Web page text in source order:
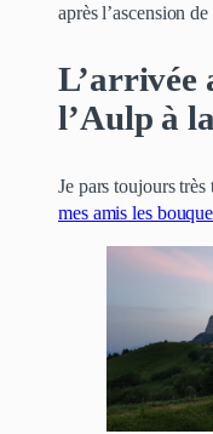
après l’ascension
L’arrivée
l’Aulp à
Je pars toujours
mes amis les